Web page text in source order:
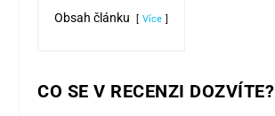
Obsah článku Více
CO SE V RECENZI DOZVÍTE?